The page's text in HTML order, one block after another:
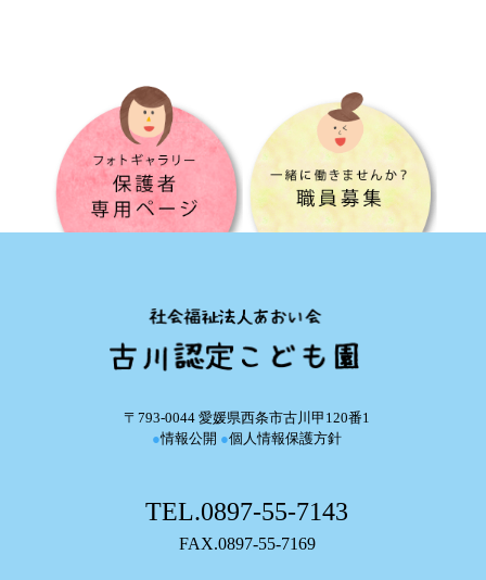
〒793-0044 愛媛県西条市古川甲120番1
●情報公開 ●個人情報保護方針
TEL.0897-55-7143
FAX.0897-55-7169